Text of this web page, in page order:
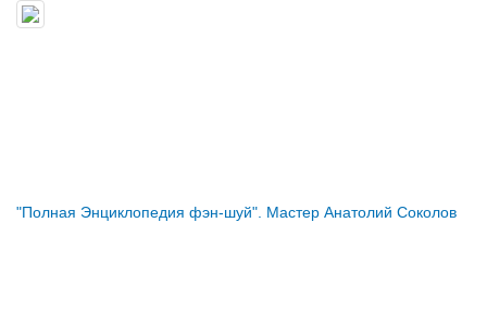
"Полная Энциклопедия фэн-шуй". Мастер Анатолий Соколов